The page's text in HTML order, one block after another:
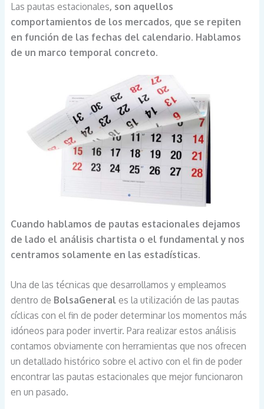
Las pautas estacionales, son aquellos
comportamientos de los mercados, que se repiten
en función de las fechas del calendario. Hablamos
de un marco temporal concreto.
Cuando hablamos de pautas estacionales dejamos
de lado el análisis chartista o el fundamental y nos
centramos solamente en las estadísticas.
Una de las técnicas que desarrollamos y empleamos
dentro de BolsaGeneral es la utilización de las pautas
cíclicas con el fin de poder determinar los momentos más
idóneos para poder invertir. Para realizar estos análisis
contamos obviamente con herramientas que nos ofrecen
un detallado histórico sobre el activo con el fin de poder
encontrar las pautas estacionales que mejor funcionaron
en un pasado.